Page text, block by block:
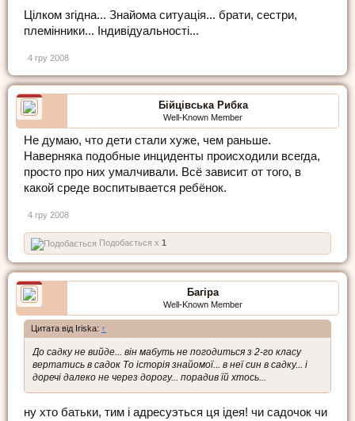
Цілком згідна... Знайома ситуація... брати, сестри,
племінники... Індивідуальності...
4 гру 2008
Бійцівська Рибка
Well-Known Member
Не думаю, что дети стали хуже, чем раньше.
Наверняка подобные инциденты происходили всегда,
просто про них умалчивали. Всё зависит от того, в
какой среде воспитывается ребёнок.
4 гру 2008
Подобається x 1
Багіра
Well-Known Member
Цитата від Iriska: ↑
До садку не вийде... він мабуть не погодиться з 2-го класу
вертатись в садок То історія знайомої... в неї син в садку... і
доречі далеко не через дорогу... порадив їй хтось...
ну хто батьки, тим і адресуэться ця ідея! чи садочок чи